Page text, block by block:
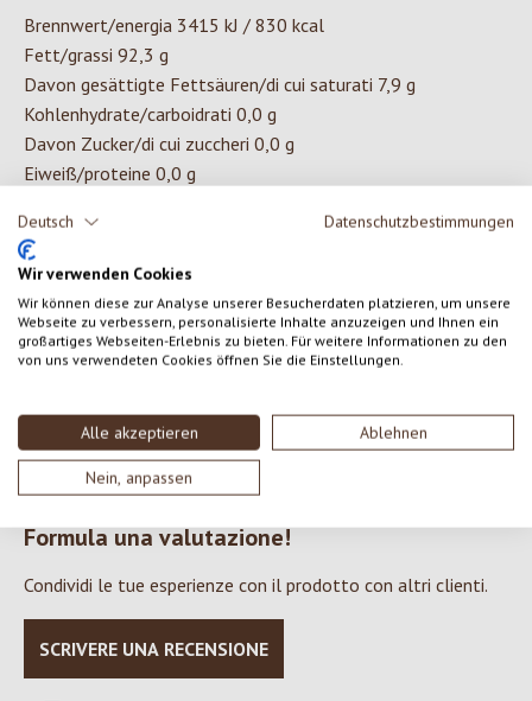
Deutsch Datenschutzbestimmungen
Wir verwenden Cookies
Wir können diese zur Analyse unserer Besucherdaten platzieren, um unsere
Webseite zu verbessern, personalisierte Inhalte anzuzeigen und Ihnen ein
großartiges Webseiten-Erlebnis zu bieten. Für weitere Informationen zu den
von uns verwendeten Cookies öffnen Sie die Einstellungen.
Alle akzeptieren Ablehnen
Nein, anpassen
Brennwert/energia 3415 kJ / 830 kcal
Fett/grassi 92,3 g
Davon gesättigte Fettsäuren/di cui saturati 7,9 g
Kohlenhydrate/carboidrati 0,0 g
Davon Zucker/di cui zuccheri 0,0 g
Eiweiß/proteine 0,0 g
INGREDIENTI
oglio di mandorle* *da agricoltura biologica controllata.
0 di 0 valutazioni
Valutazione media di 0 su 5 stelle
Formula una valutazione!
Condividi le tue esperienze con il prodotto con altri clienti.
SCRIVERE UNA RECENSIONE